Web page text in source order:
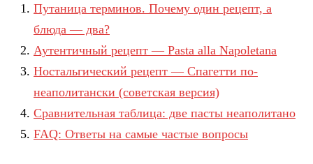
Путаница терминов. Почему один рецепт, а
блюда — два?
Аутентичный рецепт — Pasta alla Napoletana
Ностальгический рецепт — Спагетти по-
неаполитански (советская версия)
Сравнительная таблица: две пасты неаполитано
FAQ: Ответы на самые частые вопросы